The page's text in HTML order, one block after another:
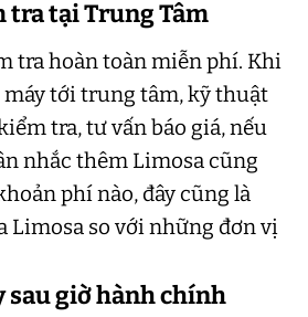
tra tại Trung Tâm
tra hoàn toàn miễn phí. Khi
tới trung tâm, kỹ thuật
tra, tư vấn báo giá, nếu
nhắc thêm Limosa cũng
phí nào, đây cũng là
Limosa so với những đơn vị
sau giờ hành chính